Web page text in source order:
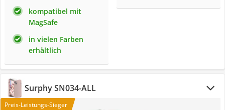
kompatibel mit
MagSafe
in vielen Farben
erhältlich
Surphy SN034-ALL
Preis-Leistungs-Sieger